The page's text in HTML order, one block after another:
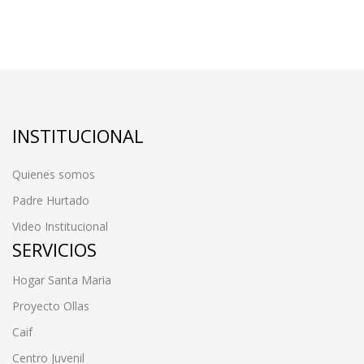
INSTITUCIONAL
Quienes somos
Padre Hurtado
Video Institucional
SERVICIOS
Hogar Santa Maria
Proyecto Ollas
Caif
Centro Juvenil